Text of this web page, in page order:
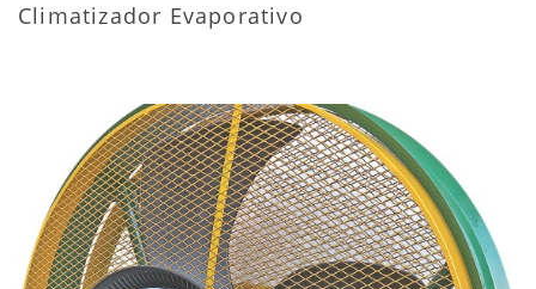
Climatizador Evaporativo